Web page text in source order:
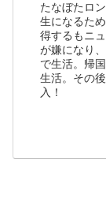
たなぼたロ
生になるた
得するもニ
が嫌になり
で生活。帰
生活。その
入！